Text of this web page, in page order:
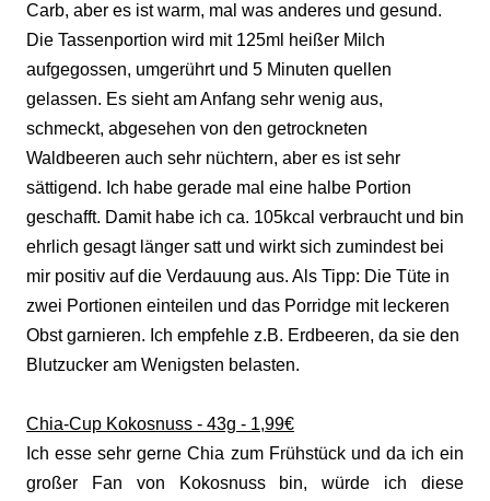
Carb, aber es ist warm, mal was anderes und gesund.
Die Tassenportion wird mit 125ml heißer Milch
aufgegossen, umgerührt und 5 Minuten quellen
gelassen. Es sieht am Anfang sehr wenig aus,
schmeckt, abgesehen von den getrockneten
Waldbeeren auch sehr nüchtern, aber es ist sehr
sättigend. Ich habe gerade mal eine halbe Portion
geschafft. Damit habe ich ca. 105kcal verbraucht und bin
ehrlich gesagt länger satt und wirkt sich zumindest bei
mir positiv auf die Verdauung aus. Als Tipp: Die Tüte in
zwei Portionen einteilen und das Porridge mit leckeren
Obst garnieren. Ich empfehle z.B. Erdbeeren, da sie den
Blutzucker am Wenigsten belasten.
Chia-Cup Kokosnuss - 43g - 1,99€
Ich esse sehr gerne Chia zum Frühstück und da ich ein
großer Fan von Kokosnuss bin, würde ich diese